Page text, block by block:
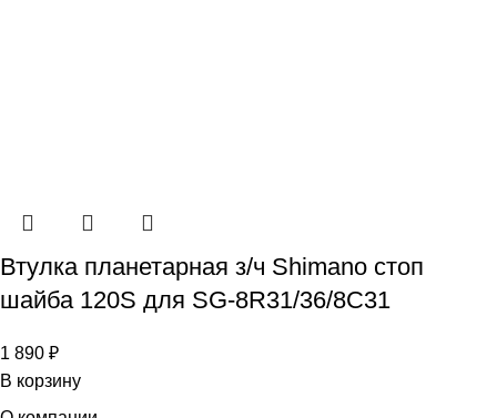
Втулка планетарная з/ч Shimano стоп
шайба 120S для SG-8R31/36/8C31
1 890 ₽
В корзину